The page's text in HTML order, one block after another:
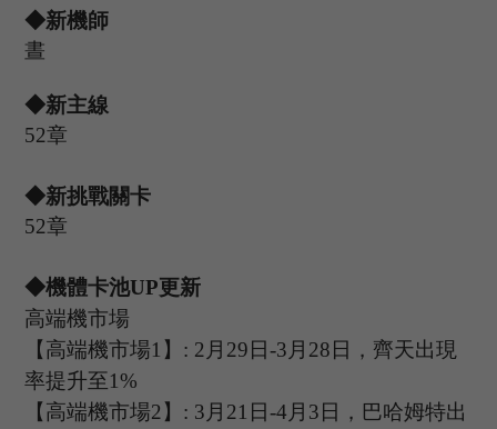
◆新機師
晝
◆新主線
52章
◆新挑戰關卡
52章
◆機體卡池UP更新
高端機市場
【高端機市場1 】 : 2 月 29日-3 月 28日， 齊天出現
率提升至1%
【高端機市場2 】 : 3 月 21 日-4 月 3日，巴哈姆特出